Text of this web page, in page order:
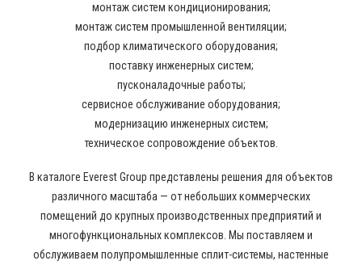
монтаж систем кондиционирования;
монтаж систем промышленной вентиляции;
подбор климатического оборудования;
поставку инженерных систем;
пусконаладочные работы;
сервисное обслуживание оборудования;
модернизацию инженерных систем;
техническое сопровождение объектов.
В каталоге Everest Group представлены решения для объектов
различного масштаба — от небольших коммерческих
помещений до крупных производственных предприятий и
многофункциональных комплексов. Мы поставляем и
обслуживаем полупромышленные сплит-системы, настенные